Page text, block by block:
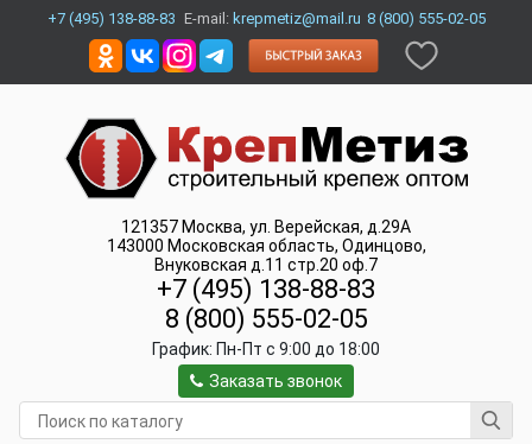
+7 (495) 138-88-83 E-mail: krepmetiz@mail.ru 8 (800) 555-02-05
121357 Москва, ул. Верейская, д.29А
143000 Московская область, Одинцово,
Внуковская д.11 стр.20 оф.7
+7 (495) 138-88-83
8 (800) 555-02-05
График: Пн-Пт c 9:00 до 18:00
Заказать звонок